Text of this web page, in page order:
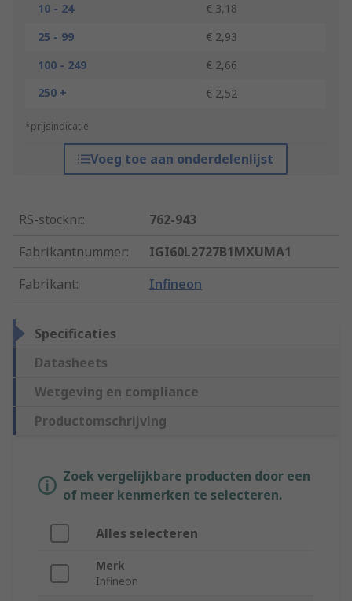
10 - 24
€ 3,18
25 - 99
€ 2,93
100 - 249
€ 2,66
250 +
€ 2,52
*prijsindicatie
Voeg toe aan onderdelenlijst
RS-stocknr.:
762-943
Fabrikantnummer:
IGI60L2727B1MXUMA1
Fabrikant: Infineon
Specificaties
Datasheets
Wetgeving en compliance
Productomschrijving
Zoek vergelijkbare producten door een
of meer kenmerken te selecteren.
Alles selecteren
Merk
Infineon